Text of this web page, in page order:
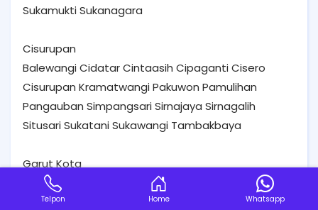
Sukamukti Sukanagara
Cisurupan
Balewangi Cidatar Cintaasih Cipaganti Cisero
Cisurupan Kramatwangi Pakuwon Pamulihan
Pangauban Simpangsari Sirnajaya Sirnagalih
Situsari Sukatani Sukawangi Tambakbaya
Garut Kota
Cimuncang Ciwalen Kota Kulon Kota Wetan
Margawati Muara Sanding Pakuwon Paminggir
Telpon Home Whatsapp